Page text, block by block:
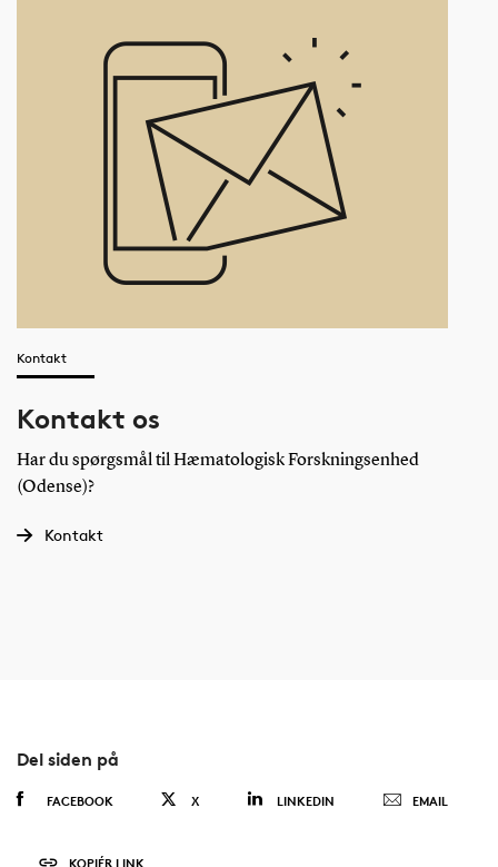
Kontakt
Kontakt os
Har du spørgsmål til Hæmatologisk Forskningsenhed
(Odense)?
Kontakt
Del siden på
FACEBOOK X LINKEDIN EMAIL
KOPIÉR LINK